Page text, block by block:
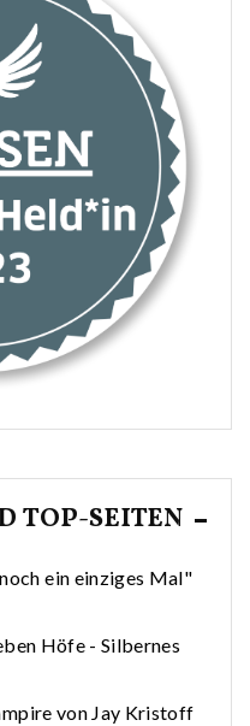
TOP-SEITEN
ein einziges Mal"
Höfe - Silbernes
von Jay Kristoff